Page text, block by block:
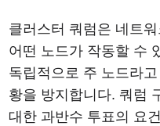
클러스터 쿼럼은 네트
어떤 노드가 작동할 수
독립적으로 주 노드라
황을 방지합니다. 쿼럼
대한 과반수 투표의 요